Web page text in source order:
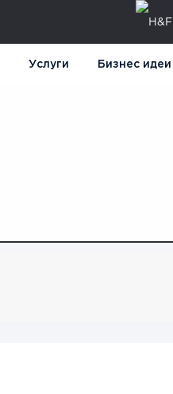
Услуги Бизнес идеи